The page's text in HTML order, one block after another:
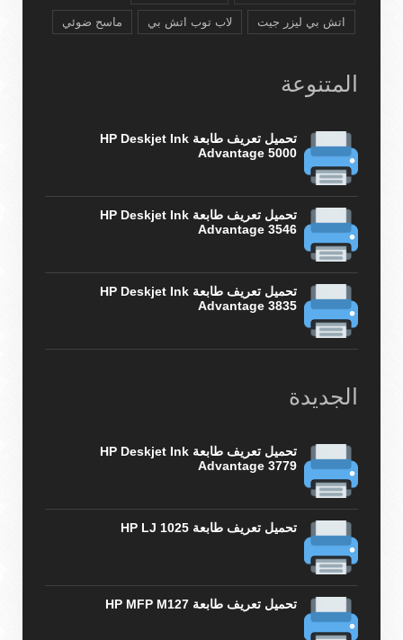
اتش بي ليزر جيت لاب توب اتش بي ماسح ضوئي
المتنوعة
تحميل تعريف طابعة HP Deskjet Ink
Advantage 5000
تحميل تعريف طابعة HP Deskjet Ink
Advantage 3546
تحميل تعريف طابعة HP Deskjet Ink
Advantage 3835
الجديدة
تحميل تعريف طابعة HP Deskjet Ink
Advantage 3779
تحميل تعريف طابعة HP LJ 1025
تحميل تعريف طابعة HP MFP M127